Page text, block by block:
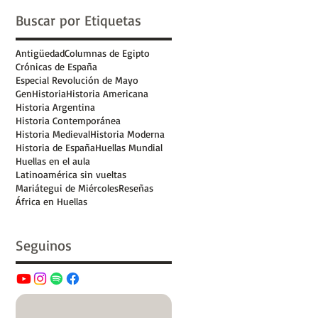
Buscar por Etiquetas
AntigüedadColumnas de Egipto
Crónicas de España
Especial Revolución de Mayo
GenHistoriaHistoria Americana
Historia Argentina
Historia Contemporánea
Historia MedievalHistoria Moderna
Historia de EspañaHuellas Mundial
Huellas en el aula
Latinoamérica sin vueltas
Mariátegui de MiércolesReseñas
África en Huellas
Seguinos